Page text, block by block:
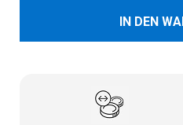
IN DEN